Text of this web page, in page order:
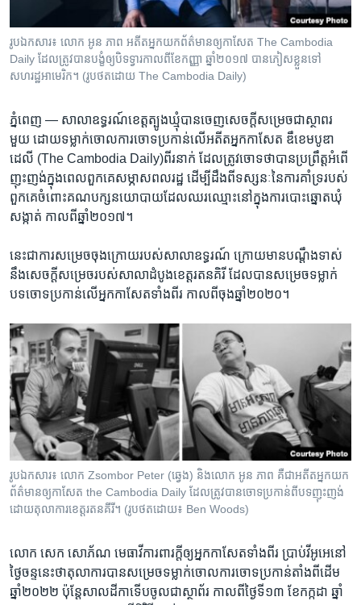
ទៅ​
កាន់​
ស្វែង​
បណ្តាញ​សង្គម
រូបឯកសារ៖ លោក អូន ភាព អតីត​អ្នក​យក​ព័ត៌មាន​ឲ្យ​កាសែត​ The Cambodia
Daily​ ដែល​ត្រូវ​បាន​បង្ខំ​ឲ្យ​បិទទ្វារ​កាល​ពី​ខែ​កញ្ញា ឆ្នាំ​២០១៧ បាន​ភៀស​ខ្លួន​ទៅ​
សហរដ្ឋអាមេរិក។ (រូបថតដោយ​ The Cambodia Daily)
ភ្នំពេញ — សាលា​ឧទ្ធរណ៍​ខេត្ត​ត្បូង​ឃ្មុំ​បាន​ចេញ​សេចក្តី​សម្រេច​ជា​ស្ថាពរ​
មួយ ដោយ​ទម្លាក់​ចោលការ​ចោទ​ប្រកាន់​លើ​អតីត​អ្នក​កាសែត​ ឌឹខេម​បូឌា
ដេលី​ (The Cambodia Daily)​ពីរ​នាក់ ដែល​ត្រូវ​ចោទ​ថា​បាន​ប្រព្រឹត្ត​អំពើ​
ញុះ​ញង់​ក្នុង​ពេល​ពួក​គេ​សម្ភាស​ពលរដ្ឋ ដើម្បី​ដឹង​ពី​ទស្សនៈ​នៃ​ការ​គាំទ្រ​របស់​
ពួក​គេ​ចំពោះ​គណ​បក្ស​នយោ​បាយ​ដែល​ឈរ​ឈ្មោះ​នៅ​ក្នុង​ការ​បោះ​ឆ្នោត​ឃុំ​
សង្កាត់ ​កាល​ពី​ឆ្នាំ​២០១៧។
នេះ​ជា​ការ​សម្រេច​ចុង​ក្រោយ​របស់​សាលា​ឧទ្ធរណ៍ ក្រោយ​មាន​បណ្តឹង​ទាស់​
នឹង​សេចក្តី​សម្រេច​របស់​សាលា​ដំបូង​ខេត្ត​រតន​គិរី ដែល​បាន​សម្រេច​ទម្លាក់​
បទ​ចោទ​ប្រកាន់​លើ​អ្នក​កាសែត​ទាំង​ពីរ កាល​ពី​ចុង​ឆ្នាំ​២០២០។
រូបឯកសារ៖ លោក Zsombor Peter (ឆ្វេង) និងលោក អូន ភាព គឺជាអតីតអ្នកយក
ព័ត៌មានឲ្យកាសែត the Cambodia Daily ដែលត្រូវបានចោទប្រកាន់ពីបទញុះញង់
ដោយតុលាការខេត្តរតនគីរី។ (រូបថតដោយ៖ Ben Woods)
លោក សេក សោភ័ណ មេធាវី​ការ​ពារក្តី​ឲ្យ​អ្នក​កាសែត​ទាំង​ពីរ ប្រាប់​វីអូអេ​នៅ​
ថ្ងៃ​ចន្ទ​នេះ​ថា​តុលាការ​បាន​សម្រេច​ទម្លាក់​ចោល​ការ​ចោទ​ប្រកាន់​តាំង​ពី​ដើម​
ឆ្នាំ​២០​២២ ប៉ុន្តែ​សាលដីកា​ទើប​ចូល​ជា​ស្ថាព័រ កាល​ពី​ថ្ងៃ​ទី​១៣ ខែ​កក្កដា ឆ្នាំ​